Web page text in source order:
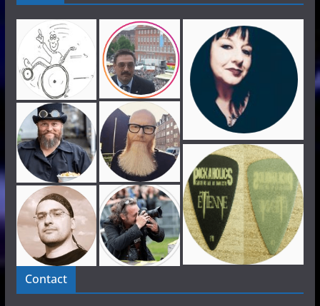
Contact